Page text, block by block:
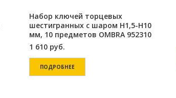
Набор ключей торцевых
шестигранных с шаром Н1,5-Н10
мм, 10 предметов OMBRA 952310
1 610 руб.
ПОДРОБНЕЕ